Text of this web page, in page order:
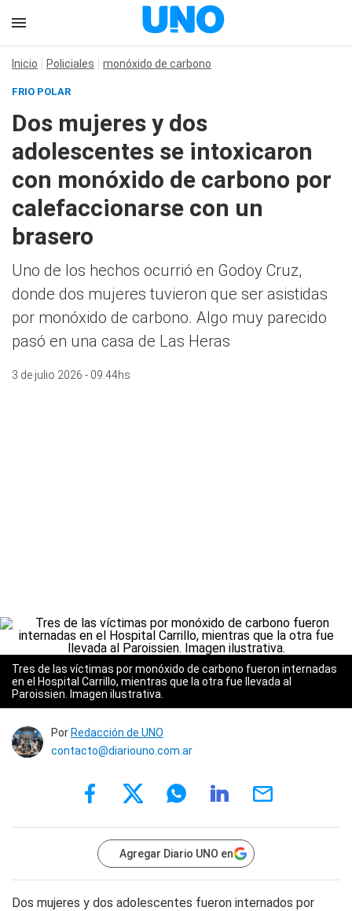
Inicio Policiales monóxido de carbono
FRIO POLAR
Dos mujeres y dos
adolescentes se intoxicaron
con monóxido de carbono por
calefaccionarse con un
brasero
Uno de los hechos ocurrió en Godoy Cruz,
donde dos mujeres tuvieron que ser asistidas
por monóxido de carbono. Algo muy parecido
pasó en una casa de Las Heras
3 de julio 2026 - 09:44hs
Tres de las víctimas por monóxido de carbono fueron internadas
en el Hospital Carrillo, mientras que la otra fue llevada al
Paroissien. Imagen ilustrativa.
Por Redacción de UNO
contacto@diariouno.com.ar
Agregar Diario UNO en
Dos mujeres y dos adolescentes fueron internados por